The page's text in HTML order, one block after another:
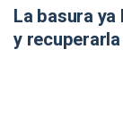
La basura
y